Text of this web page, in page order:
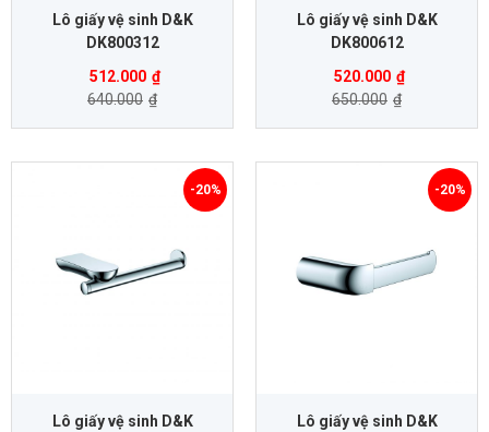
Lô giấy vệ sinh D&K
DK800312
512.000 ₫
640.000 ₫
Lô giấy vệ sinh D&K
DK800612
520.000 ₫
650.000 ₫
Lô giấy vệ sinh D&K
-20%
Lô giấy vệ sinh D&K
-20%